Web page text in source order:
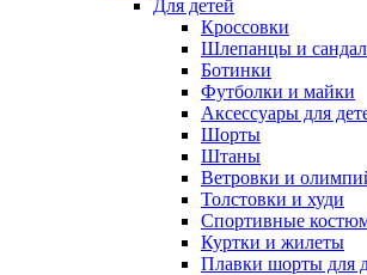
Для детей
Кроссовки
Шлепанцы и
Ботинки
Футболки и майки
Аксессуары для
Шорты
Штаны
Ветровки и
Толстовки и худи
Спортивные
Куртки и жилеты
Плавки шорты для